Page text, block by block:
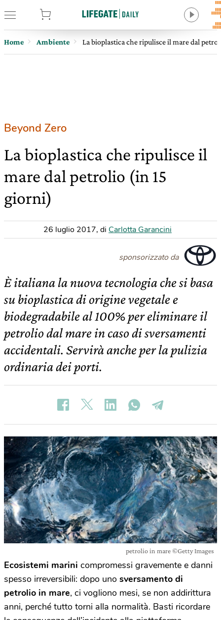
Home Ambiente La bioplastica che ripulisce il mare dal
Beyond Zero
La bioplastica che ripulisce il
mare dal petrolio (in 15
giorni)
26 luglio 2017, di Carlotta Garancini
sponsorizzato da
È italiana la nuova tecnologia che si basa
su bioplastica di origine vegetale e
biodegradabile al 100% per eliminare il
petrolio dal mare in caso di sversamenti
accidentali. Servirà anche per la pulizia
ordinaria dei porti.
petrolio in mare ©Getty Images
Ecosistemi marini compromessi gravemente e danni
spesso irreversibili: dopo uno sversamento di
petrolio in mare, ci vogliono mesi, se non addirittura
anni, perché tutto torni alla normalità. Basti ricordare